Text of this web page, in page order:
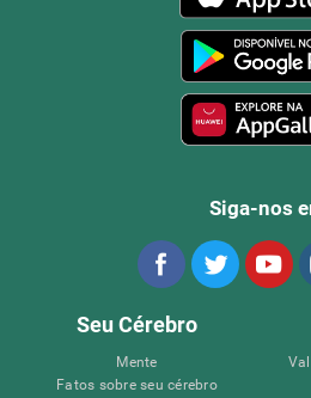
Siga-nos
Seu Cérebro
Mente
Fatos sobre seu cérebro